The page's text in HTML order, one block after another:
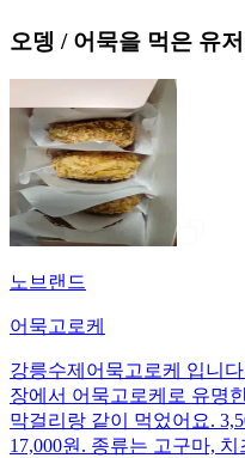
오뎅 / 어묵을 먹은 유
노브랜드
어묵고로케
강릉수제어묵고로케 입니
장에서 어묵고로케로 유명
막걸리랑 같이 먹었어요.
17,000원. 종류는 고구마,